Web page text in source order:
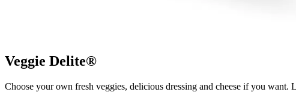
Veggie Delite®​​​​‌ ‍ ​‍​‍‌‍ ‌ ​‍‌‍‍‌‌‍‌ ‌‍‍‌‌‍ ‍​‍​‍​ ‍‍​‍​‍‌ ​ ‌‍​‌‌‍ ‍‌‍‍‌‌ ‌​‌ ‍‌​‍ ‍‌‍‍‌‌‍ ​‍​‍​‍ ​​‍​‍‌‍‍​‌ ​‍‌‍‌‌‌‍‌‍​‍​‍​ ‍‍​‍​‍‌‍‍​‌ ‌​‌ ‌​‌ ​​‌ ​ ​ ‍‍​‍ ​‍ ‌‍ ‍‌‍ ‌ ​‍‌‍‌​‌‍‍‌‌‍​ ​‍ ‌‌‍​‍‌‍‍‌‌ ‌​‌‍‌‌‌ ​ ​‍ ‌‌‍‌ ‌ ​‍‌‍ ‌ ‌‌‌ ​​​‍ ‌‌ ​ ‌ ‌​‌ ‌‌‌‍‌​‌‍‍‌‌‍ ​‍ ‍‌ ‌‍‌‍‌‌‌ ​‍‌‍​ ‌‍‌‌‌‍ ​​‍ ‍‌‍​‌‌ ​​‌ ​​​‍ ‌‍‍‌‌‍ ‍‌ ‌​‌‍‌‌‌‍ ‍‌ ‌​​‍ ‌‍‌‌‌‍‌​‌‍‍‌‌ ‌​​‍ ‌‍ ‌‌‍ ‌‍‌​‌‍‌‌​ ‌‌ ​​‌ ​‍‌‍‌‌‌ ​ ‌‍‌‌‌‍ ‍‌ ‌​‌‍​‌‌ ‌​‌‍‍‌‌‍ ‌‍ ‍​ ‍ ‌‍‍‌‌‍‌​​ ‌​ ‌‍​ ​‍​ ‍‌​ ‌‍‌‍​‌‌‍‌‍​ ‌‌‌‍‌​​‍ ‌​ ​​​ ‌ ‌‍​ ​ ‍​​‍ ‌​ ‌​​ ‌‍​ ‌‍​ ‍​​‍ ‌‌‍​‌​ ‌‍​ ​‍​ ‌‌​‍ ‌‌‍‌​​ ​‌​ ​​‌‍​‌​ ​​‌‍​‌‌‍​ ​ ​‍‌‍‌‌​ ‍‌​ ‌‌​ ‌‌​ ‍ ‌ ‌​‌ ‍‌‌ ​​‌‍‌‌​ ‌‌ ​​‌ ​‍‌‍ ‌‍‌​‌ ‌‌‌‍​ ‌ ‌​​ ‍ ‌ ​​‌‍​‌‌ ‌​‌‍‍​​ ‌‌‍ ‍‌‍​‌‌‍ ‌‌‍‌‌​‍‌‌​ ‌‌‌​​‍‌‌ ‌‍‍ ‌‍‌‌‌ ‍‌​‍‌‌​ ​ ‌​‌​​‍‌‌​ ​ ‌​‌​​‍‌‌​ ​‍​ ​‍‌‍‌‌‌‍ ‍​‍‌‌​ ​‍​ ​‍​‍‌‌​ ‌‌‌​‌​​‍ ‍‌ ‌‍‌‍​‌‌‍ ​‌ ‌‌‌‍‌‌​ ‌‍​‍‌‍​‌‌ ​ ‌‍‌‌‌‌‌‌‌ ​‍‌‍ ​​ ‌‌‍‍​‌ ‌​‌ ‌​‌ ​​‌ ​ ​‍‌‌​ ​ ‌​​‌​‍‌‌​ ​‍‌​‌‍​‍‌‌​ ​‍‌​‌‍‌‍ ‍‌‍ ‌ ​‍‌‍‌​‌‍‍‌‌‍​ ​‍ ‌‌‍​‍‌‍‍‌‌ ‌​‌‍‌‌‌ ​ ​‍ ‌‌‍‌ ‌ ​‍‌‍ ‌ ‌‌‌ ​​​‍ ‌‌ ​ ‌ ‌​‌ ‌‌‌‍‌​‌‍‍‌‌‍ ​‍ ‍‌ ‌‍‌‍‌‌‌ ​‍‌‍​ ‌‍‌‌‌‍ ​​‍ ‍‌‍​‌‌ ​​‌ ​​​‍‌‍‌‍‍‌‌‍‌​​ ‌​ ‌‍​ ​‍​ ‍‌​ ‌‍‌‍​‌‌‍‌‍​ ‌‌‌‍‌​​‍ ‌​ ​​​ ‌ ‌‍​ ​ ‍​​‍ ‌​ ‌​​ ‌‍​ ‌‍​ ‍​​‍ ‌‌‍​‌​ ‌‍​ ​‍​ ‌‌​‍ ‌‌‍‌​​ ​‌​ ​​‌‍​‌​ ​​‌‍​‌‌‍​ ​ ​‍‌‍‌‌​ ‍‌​ ‌‌​ ‌‌​‍‌‍‌ ‌​‌ ‍‌‌ ​​‌‍‌‌​ ‌‌ ​​‌ ​‍‌‍ ‌‍‌​‌ ‌‌‌‍​ ‌ ‌​​‍‌‍‌ ​​‌‍​‌‌ ‌​‌‍‍​​ ‌‌‍ ‍‌‍​‌‌‍ ‌‌‍‌‌​‍‌‌​ ‌‌‌​​‍‌‌ ‌‍‍ ‌‍‌‌‌ ‍‌​‍‌‌​ ​ ‌​‌​​‍‌‌​ ​ ‌​‌​​‍‌‌​ ​‍​ ​‍‌‍‌‌‌‍ ‍​‍‌‌​ ​‍​ ​‍​‍‌‌​ ‌‌‌​‌​​‍ ‍‌ ‌‍‌‍​‌‌‍ ​‌ ‌‌‌‍‌‌​‍‌‍‌ ​​‌‍‌‌‌ ​‍‌ ​ ‌ ​​‌‍‌‌‌‍​ ‌ ‌​‌‍‍‌‌ ‌‍‌‍‌‌​ ‌‌ ​​‌ ‌‌‌‍​‍‌‍ ​‌‍‍‌‌ ​ ‌‍‍​‌‍‌‌‌‍‌​​‍​‍‌ ‌
Choose your own fresh veggies, delicious dressing and cheese if you want. Lightly delicious!​​​​‌